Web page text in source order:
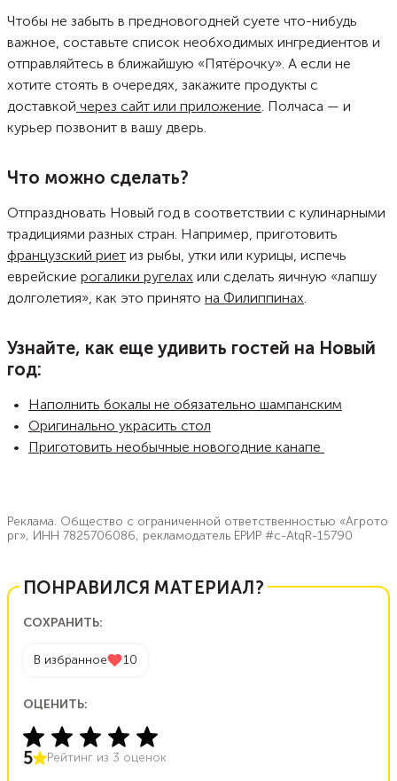
Чтобы не забыть в предновогодней суете что-нибудь
важное, составьте список необходимых ингредиентов и
отправляйтесь в ближайшую «Пятёрочку». А если не
хотите стоять в очередях, закажите продукты с
доставкой через сайт или приложение. Полчаса — и
курьер позвонит в вашу дверь.
Что можно сделать?
Отпраздновать Новый год в соответствии с кулинарными
традициями разных стран. Например, приготовить
французский риет из рыбы, утки или курицы, испечь
еврейские рогалики ругелах или сделать яичную «лапшу
долголетия», как это принято на Филиппинах.
Узнайте, как еще удивить гостей на Новый
год:
Наполнить бокалы не обязательно шампанским
Оригинально украсить стол
Приготовить необычные новогодние канапе
Реклама. Общество с ограниченной ответственностью «Агрото
рг», ИНН 7825706086, рекламодатель ЕРИР #c-AtqR-15790
ПОНРАВИЛСЯ МАТЕРИАЛ?
СОХРАНИТЬ:
В избранное 10
ОЦЕНИТЬ:
5 Рейтинг из 3 оценок